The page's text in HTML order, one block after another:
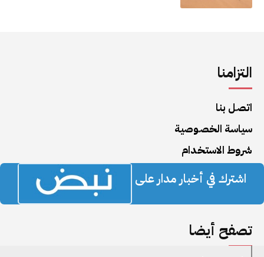
التزامنا
اتصل بنا
سياسة الخصوصية
شروط الاستخدام
اشترك في أخبار مدار على
تصفح أيضا